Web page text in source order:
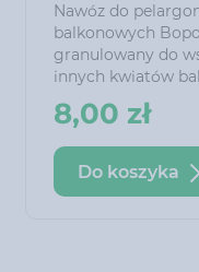
Nawóz do
balkonowych
granulowany do
innych kwiatów
petunie, begonie
proporcje
gwarantują
intensywne
8,00 zł
Do koszyka